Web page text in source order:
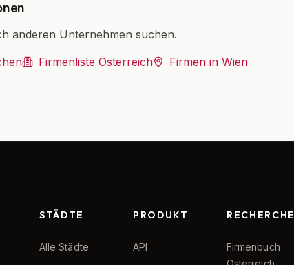
anderen Unternehmen suchen.
Firmenliste Österreich Firmen in Wien
STÄDTE
Alle Städte
PRODUKT
API
RECHERCHE
Firmenbuch